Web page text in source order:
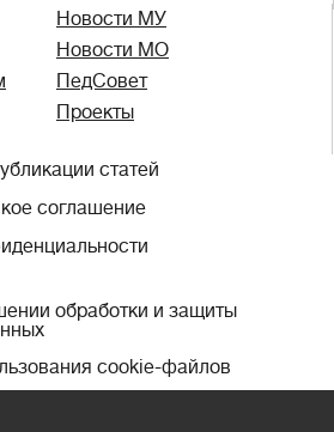
Новости МУ
Новости МО
ПедСовет
Проекты
статей
соглашение
обработки и защиты
cookie-файлов